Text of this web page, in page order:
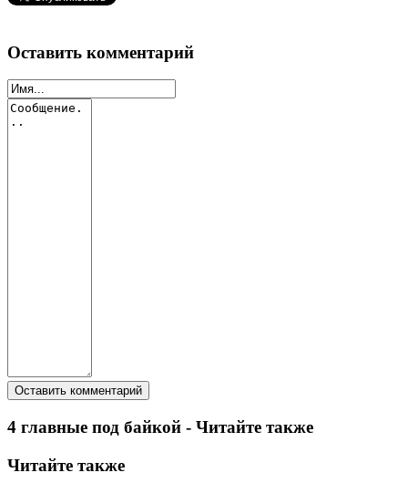
Оставить комментарий
4 главные под байкой - Читайте также
Читайте также